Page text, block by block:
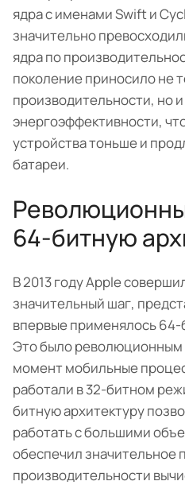
ядра с именами Swift и
значительно
ядра по
поколение приносило не
производительности, но
энергоэффективности,
устройства тоньше и
батареи.
64-битную
В 2013 году Apple
значительный шаг,
впервые применялось
Это было
момент мобильные
работали в 32-битном
битную архитектуру
работать с большими
обеспечил значительное
производительности